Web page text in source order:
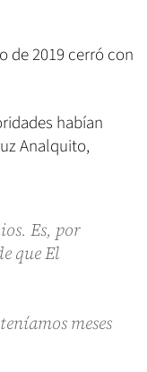
de 2019 cerró con
habían
Analquito,
Es, por
que El
meses